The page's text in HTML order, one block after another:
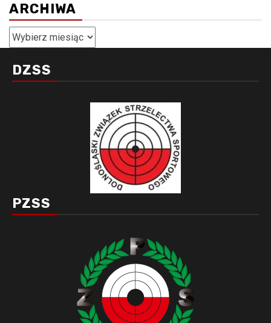
ARCHIWA
Archiwa
DZSS
PZSS